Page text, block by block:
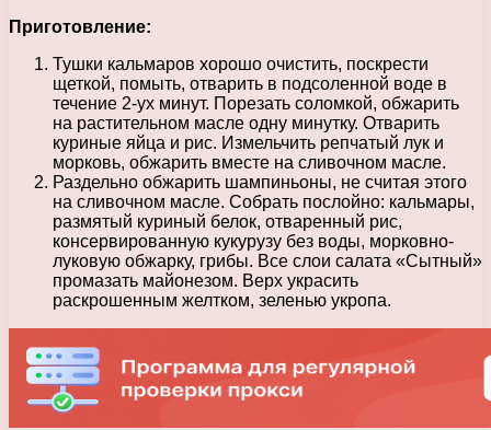
Приготовление:
Тушки кальмаров хорошо очистить, поскрести
щеткой, помыть, отварить в подсоленной воде в
течение 2-ух минут. Порезать соломкой, обжарить
на растительном масле одну минутку. Отварить
куриные яйца и рис. Измельчить репчатый лук и
морковь, обжарить вместе на сливочном масле.
Раздельно обжарить шампиньоны, не считая этого
на сливочном масле. Собрать послойно: кальмары,
размятый куриный белок, отваренный рис,
консервированную кукурузу без воды, морковно-
луковую обжарку, грибы. Все слои салата «Сытный»
промазать майонезом. Верх украсить
раскрошенным желтком, зеленью укропа.